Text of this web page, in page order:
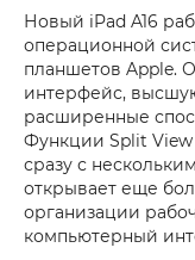
Новый iPad A16
операционной
планшетов Apple.
интерфейс,
расширенные
Функции Split View
сразу с
открывает еще
организации
компьютерный